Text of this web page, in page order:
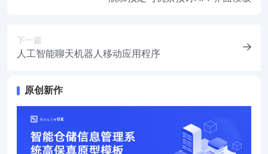
下一篇
人工智能聊天机器人移动应用程序
原创新作